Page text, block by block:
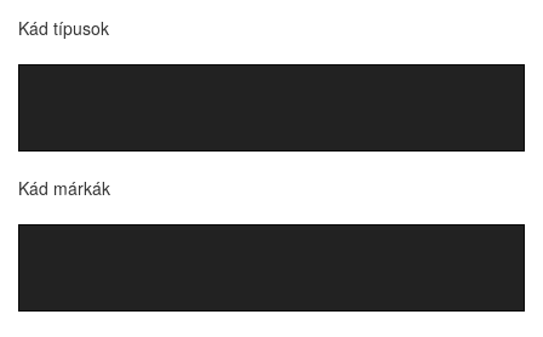
Kád típusok
Kád márkák